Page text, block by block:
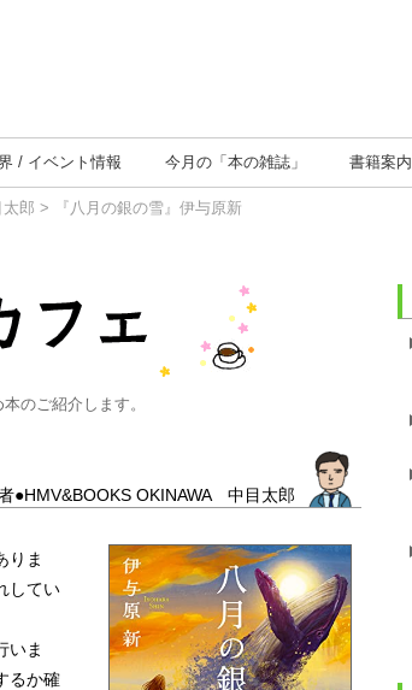
イベント情報 今月の 「本の雑誌」 書籍案内
郎 > 『八月の銀の雪』伊与原新
のご紹介します。
●HMV&BOOKS OKINAWA 中目太郎
りま
してい
いま
るか確